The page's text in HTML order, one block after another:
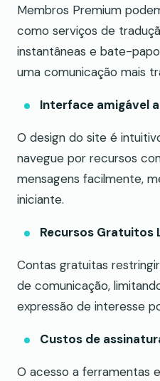
Membros Premium
como serviços de
instantâneas e bate-
uma comunicação mais
Interface amigável
O design do site é
navegue por recursos
mensagens facilmente,
iniciante.
Recursos Gratuitos
Contas gratuitas
de comunicação,
expressão de interesse
Custos de
O acesso a ferramentas